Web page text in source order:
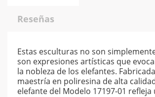
Reseñas
Estas esculturas no son
son expresiones artísticas que
la nobleza de los elefantes.
maestría en poliresina de alta
elefante del Modelo 17197-01 refleja